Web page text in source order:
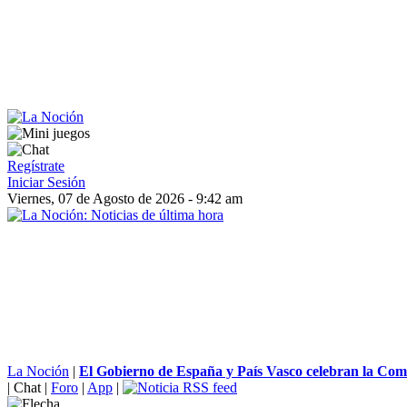
Regístrate
Iniciar Sesión
Viernes, 07 de Agosto de 2026 - 9:42 am
La Noción | El Gobierno de España y País Vasco celebran la
| Chat | Foro | App |